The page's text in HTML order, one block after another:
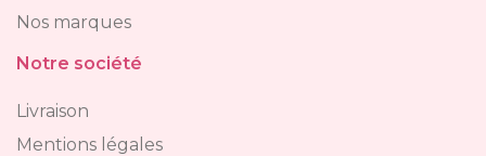
Nos marques
Notre société
Livraison
Mentions légales